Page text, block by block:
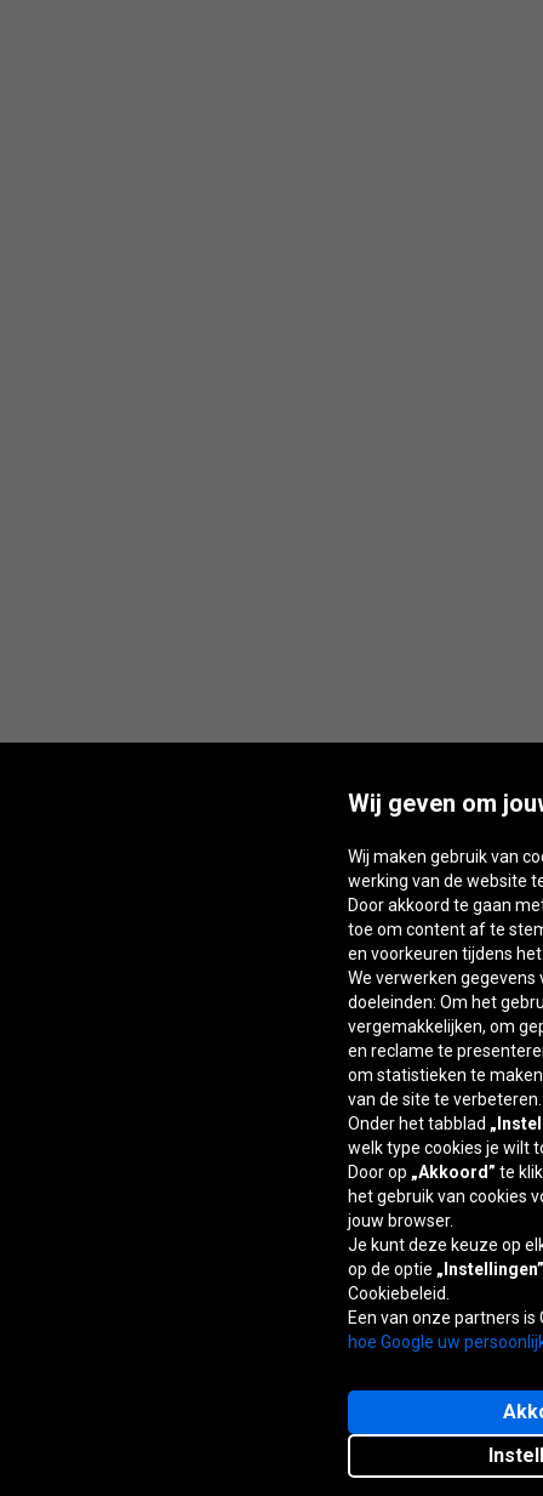
Wij geven om
Wij maken gebruik van
werking van de website
Door akkoord te gaan
toe om content af te
en voorkeuren tijdens
We verwerken gegevens
doeleinden: Om het
vergemakkelijken, om
en reclame te
om statistieken te
van de site te verbeteren.
Onder het tabblad
welk type cookies je wilt
Door op „Akkoord” te
het gebruik van cookies
jouw browser.
Je kunt deze keuze op
op de optie „Instellingen”
Cookiebeleid.
Een van onze partners is
hoe Google uw